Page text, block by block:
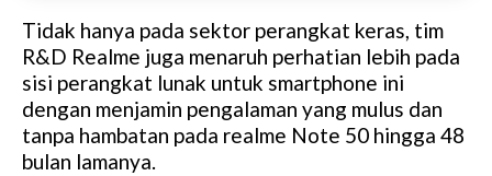
Tidak hanya pada sektor perangkat keras, tim
R&D Realme juga menaruh perhatian lebih pada
sisi perangkat lunak untuk smartphone ini
dengan menjamin pengalaman yang mulus dan
tanpa hambatan pada realme Note 50 hingga 48
bulan lamanya.